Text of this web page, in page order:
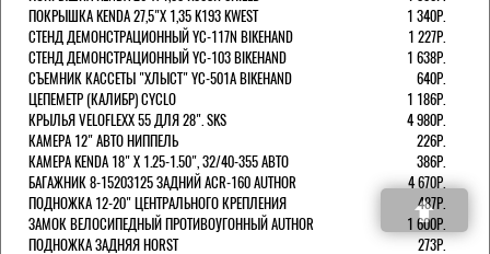
ПОКРЫШКА KENDA 27,5"Х 1,35 K193 KWEST
1 340Р.
СТЕНД ДЕМОНСТРАЦИОННЫЙ YC-117N BIKEHAND
1 227Р.
СТЕНД ДЕМОНСТРАЦИОННЫЙ YC-103 BIKEHAND
1 638Р.
СЪЕМНИК КАССЕТЫ "ХЛЫСТ" YC-501A BIKEHAND
640Р.
ЦЕПЕМЕТР (КАЛИБР) CYCLO
1 186Р.
КРЫЛЬЯ VELOFLEXX 55 ДЛЯ 28". SKS
4 980Р.
КАМЕРА 12" АВТО НИППЕЛЬ
226Р.
КАМЕРА KENDA 18" Х 1.25-1.50", 32/40-355 АВТО
386Р.
БАГАЖНИК 8-15203125 ЗАДНИЙ ACR-160 AUTHOR
4 670Р.
ПОДНОЖКА 12-20" ЦЕНТРАЛЬНОГО КРЕПЛЕНИЯ
487Р.
ЗАМОК ВЕЛОСИПЕДНЫЙ ПРОТИВОУГОННЫЙ AUTHOR
1 600Р.
ПОДНОЖКА ЗАДНЯЯ HORST
273Р.